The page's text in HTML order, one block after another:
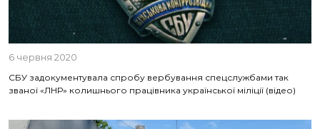
6 червня 2020
СБУ задокументувала спробу вербування спецслужбами так
званої «ЛНР» колишнього працівника української міліції (відео)